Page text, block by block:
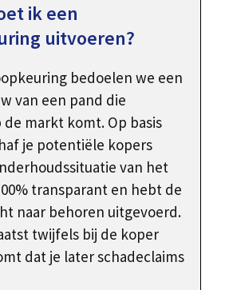
ik een
uitvoeren?
bedoelen we een
van een pand die
markt komt. Op basis
je potentiële kopers
van het
transparant en hebt de
naar behoren uitgevoerd.
twijfels bij de koper
dat je later schadeclaims